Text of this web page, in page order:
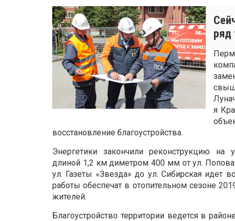
ряд
я
восстановление благоустройства.
Энергетики закончили реконструкцию на
длиной 1,2 км диметром 400 мм от ул. Попова
ул. Газеты «Звезда» до ул. Сибирская идет
работы обеспечат в отопительном сезоне
жителей.
Благоустройство территории ведется в